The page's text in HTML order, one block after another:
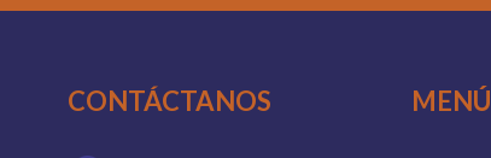
CONTÁCTANOS MENÚ